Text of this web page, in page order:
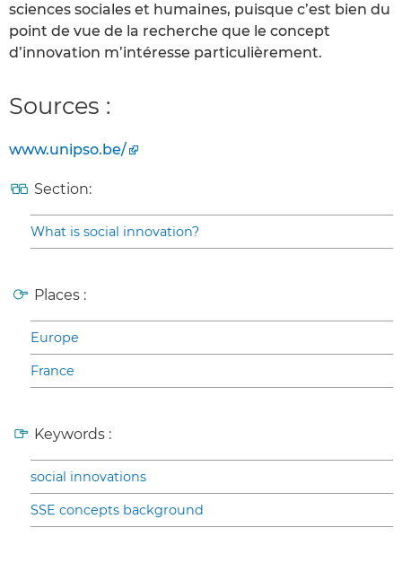
sciences sociales et humaines, puisque c’est bien du
point de vue de la recherche que le concept
d’innovation m’intéresse particulièrement.
Sources :
www.unipso.be/
Section:
What is social innovation?
Places :
Europe
France
Keywords :
social innovations
SSE concepts background